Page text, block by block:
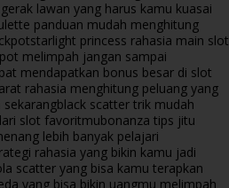
lawan yang harus kamu kuasai
panduan mudah menghitung
starlight princess rahasia main slot
melimpah jangan sampai
mendapatkan bonus besar di slot
rahasia menghitung peluang yang
sekarangblack scatter trik mudah
slot favoritmubonanza tips jitu
lebih banyak pelajari
rahasia yang bikin kamu jadi
scatter yang bisa kamu terapkan
yang bisa bikin uangmu melimpah